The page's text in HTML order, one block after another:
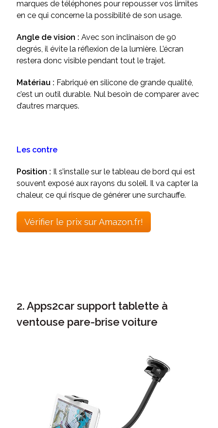
marques de téléphones pour repousser vos limites
en ce qui concerne la possibilité de son usage.
Angle de vision : Avec son inclinaison de 90
degrés, il évite la réflexion de la lumière. L’écran
restera donc visible pendant tout le trajet.
Matériau : Fabriqué en silicone de grande qualité,
c’est un outil durable. Nul besoin de comparer avec
d’autres marques.
Les contre
Position : Il s’installe sur le tableau de bord qui est
souvent exposé aux rayons du soleil. Il va capter la
chaleur, ce qui risque de générer une surchauffe.
Vérifier le prix sur Amazon.fr!
2. Apps2car support tablette à
ventouse pare-brise voiture